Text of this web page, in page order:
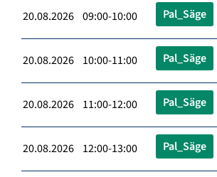
20.08.2026 09:00-10:00 Pal_Säge
20.08.2026 10:00-11:00 Pal_Säge
20.08.2026 11:00-12:00 Pal_Säge
20.08.2026 12:00-13:00 Pal_Säge